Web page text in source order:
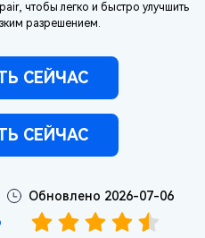
чтобы легко и быстро улучшить
разрешением.
СЕЙЧАС
СЕЙЧАС
Обновлено 2026-07-06